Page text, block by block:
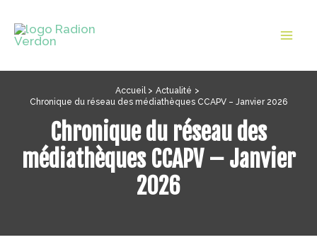
contenu
Accueil
Actualité
Chronique du réseau des médiathèques CCAPV – Janvier 2026
Chronique du réseau des
médiathèques CCAPV – Janvier
2026